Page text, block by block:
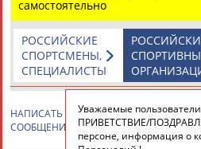
МОК лишил Хасана Бароева
Олимпиады-2008
...известно, что российские
Аккаев иДмитрий Лапиков
туринаболе. Аккаев в Пекине...
(Проект:Информационное агентство
"Уроки футбола" пройдут 1
хозяев ЧМ-2018
самостоятельно
РОССИЙСКИЕ
СПОРТСМЕНЫ,
СПЕЦИАЛИСТЫ
НАПИСАТЬ Дмитрий ЛАПИКОВ
СООБЩЕНИЕ
Уважаемые
ПРИВЕТСТВИЕ/
персоне, информация о